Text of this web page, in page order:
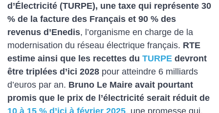
d’Électricité (TURPE), une taxe qui représente 30
% de la facture des Français et 90 % des
revenus d’Enedis, l’organisme en charge de la
modernisation du réseau électrique français. RTE
estime ainsi que les recettes du TURPE devront
être triplées d’ici 2028 pour atteindre 6 milliards
d’euros par an. Bruno Le Maire avait pourtant
promis que le prix de l’électricité serait réduit de